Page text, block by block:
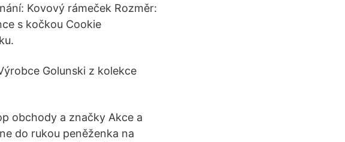
Kovový rámeček Rozměr:
s kočkou Cookie
Golunski z kolekce
obchody a značky Akce a
do rukou peněženka na